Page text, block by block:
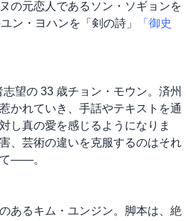
の元恋人であるソン・ソギョンを
ン・ヨハンを「剣の詩」
「御史
望の 33 歳チョン・モウン。済州
かれていき、手話やテキストを通
し真の愛を感じるようになりま
、芸術の違いを克服するのはそれ
て――。
あるキム・ユンジン。脚本は、絶